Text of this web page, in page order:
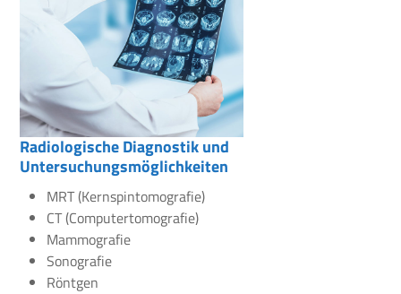
Radiologische Diagnostik und
Untersuchungsmöglichkeiten
MRT (Kernspintomografie)
CT (Computertomografie)
Mammografie
Sonografie
Röntgen